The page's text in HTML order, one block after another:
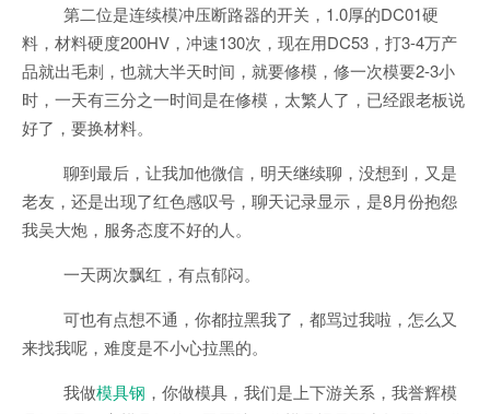
第二位是连续模冲压断路器的开关，1.0厚的DC01硬
料，材料硬度200HV，冲速130次，现在用DC53，打3-4万产
品就出毛刺，也就大半天时间，就要修模，修一次模要2-3小
时，一天有三分之一时间是在修模，太繁人了，已经跟老板说
好了，要换材料。
聊到最后，让我加他微信，明天继续聊，没想到，又是
老友，还是出现了红色感叹号，聊天记录显示，是8月份抱怨
我吴大炮，服务态度不好的人。
一天两次飘红，有点郁闷。
可也有点想不通，你都拉黑我了，都骂过我啦，怎么又
来找我呢，难度是不小心拉黑的。
我做模具钢 ，你做模具，我们是上下游关系，我誉辉模